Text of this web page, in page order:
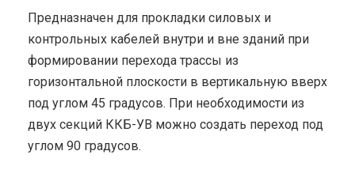
Предназначен для прокладки силовых и
контрольных кабелей внутри и вне зданий при
формировании перехода трассы из
горизонтальной плоскости в вертикальную вверх
под углом 45 градусов. При необходимости из
двух секций ККБ-УВ можно создать переход под
углом 90 градусов.